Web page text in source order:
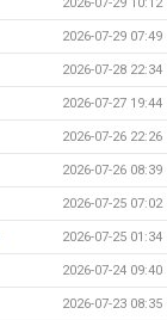
2026-07-29 07:49
2026-07-28 22:34
2026-07-27 19:44
2026-07-26 22:26
2026-07-26 08:39
2026-07-25 07:02
2026-07-25 01:34
2026-07-24 09:40
2026-07-23 08:35